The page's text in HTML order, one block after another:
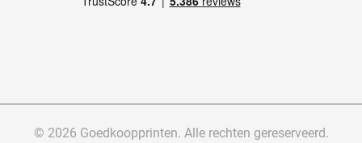
© 2026 Goedkoopprinten. Alle rechten gereserveerd.